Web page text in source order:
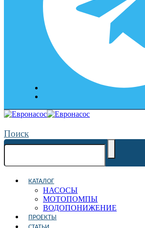
Поиск
КАТАЛОГ
НАСОСЫ
МОТОПОМПЫ
ВОДОПОНИЖЕНИЕ
ПРОЕКТЫ